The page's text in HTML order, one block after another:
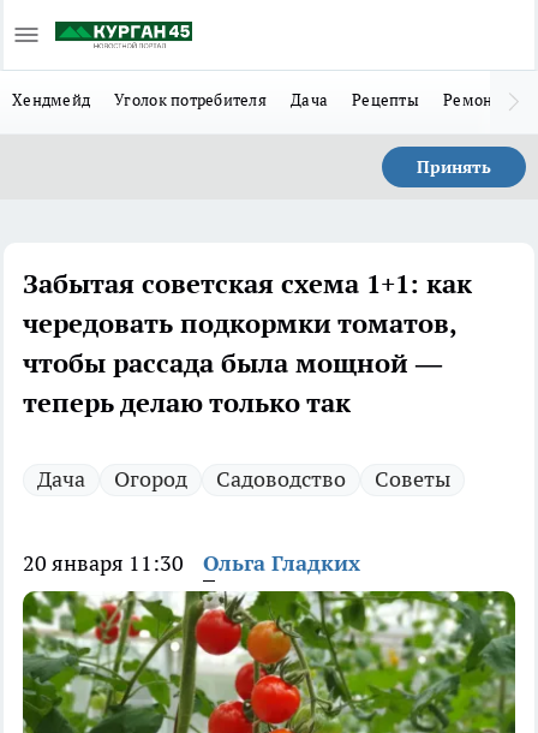
Хендмейд Уголок потребителя Дача Рецепты Ремонт
Принять
Забытая советская схема 1+1: как
чередовать подкормки томатов,
чтобы рассада была мощной —
теперь делаю только так
Дача Огород Садоводство Советы
20 января 11:30 Ольга Гладких